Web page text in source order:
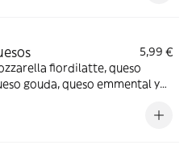
5,99 €
fiordilatte, queso
gouda, queso emmental y